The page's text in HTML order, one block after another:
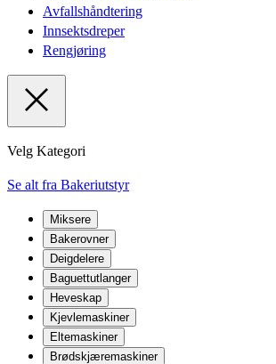
Avfallshåndtering
Innsektsdreper
Rengjøring
Velg Kategori
Se alt fra Bakeriutstyr
Miksere
Bakerovner
Deigdelere
Baguettutlanger
Heveskap
Kjevlemaskiner
Eltemaskiner
Brødskjæremaskiner